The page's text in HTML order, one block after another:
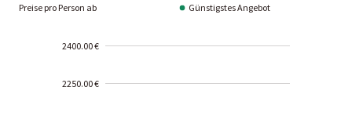
Preise pro Person ab Günstigstes Angebot
2400.00 €
2250.00 €